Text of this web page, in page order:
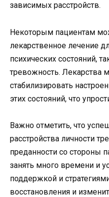
зависимых расстройств.
Некоторым пациентам
лекарственное лечение
психических состояний,
тревожность. Лекарства
стабилизировать
этих состояний, что
Важно отметить, что
расстройства личности
преданности со стороны
занять много времени и
поддержкой и
восстановления и